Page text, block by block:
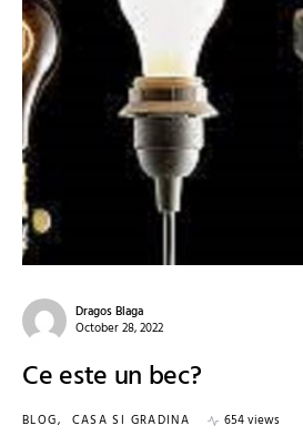
Dragos Blaga
October 28, 2022
Ce este un bec?
BLOG CASA SI GRADINA 654 views